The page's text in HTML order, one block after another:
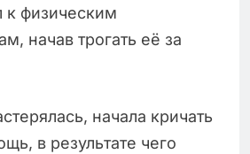
к физическим
начав трогать её за
начала кричать
в результате чего